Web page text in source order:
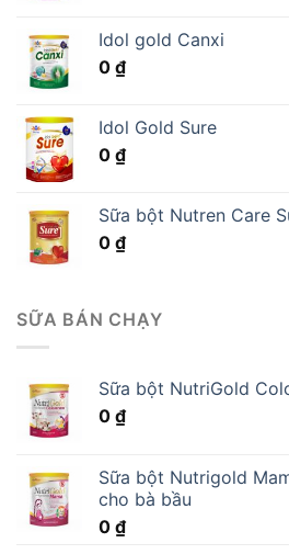
Idol gold Canxi
0 ₫
Idol Gold Sure
0 ₫
Sữa bột Nutren Care
0 ₫
SỮA BÁN CHẠY
Sữa bột NutriGold
0 ₫
Sữa bột Nutrigold
cho bà bầu
0 ₫